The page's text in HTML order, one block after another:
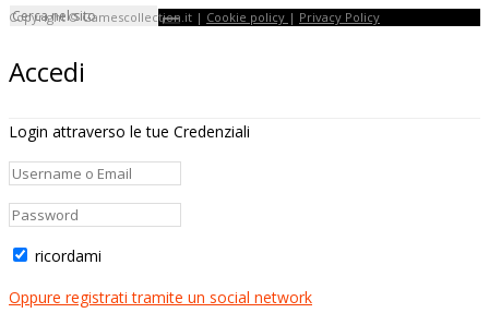
Copyright © Gamescollection.it | Cookie policy | Privacy Policy
Accedi
Login attraverso le tue Credenziali
ricordami
Oppure registrati tramite un social network